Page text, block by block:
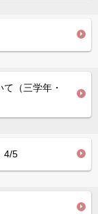
（三学年・
4/5